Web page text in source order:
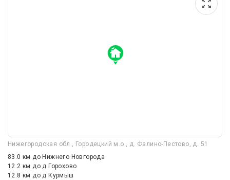
Нижегородская обл., Городецкий м.о., д. Фалино-Пестово, д. 51
83.0 кмдо Нижнего Новгорода
12.2 кмдо д Горохово
12.8 кмдо д Курмыш